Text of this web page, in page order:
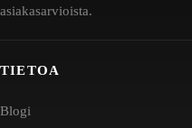
asiakasarvioista.
TIETOA
Blogi